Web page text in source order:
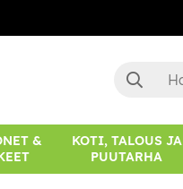
&
KOTI, TALOUS JA
PUUTARHA